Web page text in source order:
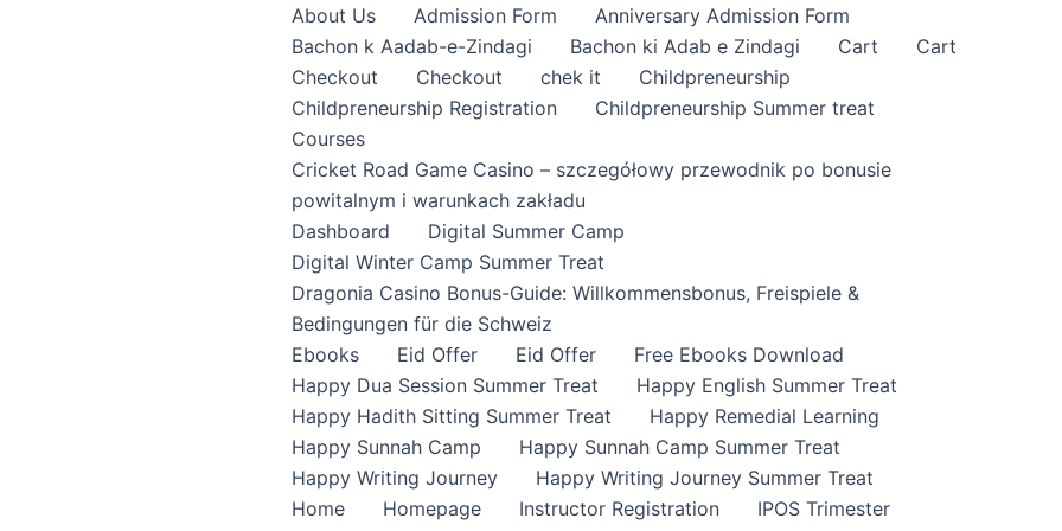
About Us Admission Form
Anniversary Admission Form
Bachon k Aadab-e-Zindagi
Bachon ki Adab e Zindagi Cart
Cart
Checkout
Checkout chek it
Childpreneurship
Childpreneurship Registration
Childpreneurship Summer treat
Courses
Cricket Road Game Casino – szczegółowy przewodnik po bonusie
powitalnym i warunkach zakładu
Dashboard
Digital Summer Camp
Digital Winter Camp Summer Treat
Dragonia Casino Bonus-Guide: Willkommensbonus, Freispiele &
Bedingungen für die Schweiz
Ebooks
Eid Offer Eid Offer
Free Ebooks Download
Happy Dua Session Summer Treat
Happy English Summer Treat
Happy Hadith Sitting Summer Treat
Happy Remedial Learning
Happy Sunnah Camp
Happy Sunnah Camp Summer Treat
Happy Writing Journey
Happy Writing Journey Summer Treat
Home
Homepage Instructor Registration
IPOS Trimester